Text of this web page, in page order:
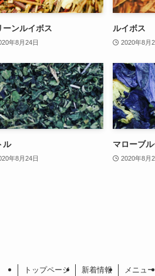
ーンルイボス
年8月24日
ルイボス
2020年8月
ル
年8月24日
マローブ
2020年8月
トップページ 新着情報 メニュー